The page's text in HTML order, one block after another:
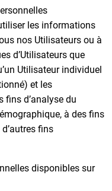
les informations
nos Utilisateurs ou à
d’Utilisateurs que
Utilisateur individuel
et les
fins d’analyse du
à des fins
fins
disponibles sur